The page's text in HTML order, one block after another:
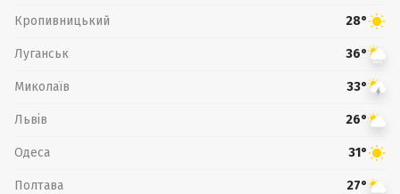
Кропивницький 28°
Луганськ 36°
Миколаїв 33°
Львів 26°
Одеса 31°
Полтава 27°